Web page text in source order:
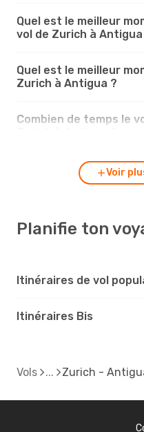
Quel est le meilleur
vol de Zurich à Antigua
Quel est le meilleur
Zurich à Antigua ?
Combien de temps le
Voir
Planifie ton
Itinéraires de vol
Itinéraires Bis
Vols Zurich -